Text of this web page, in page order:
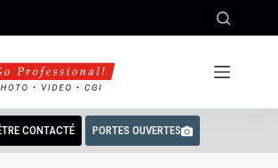
CONTACTÉ PORTES OUVERTES